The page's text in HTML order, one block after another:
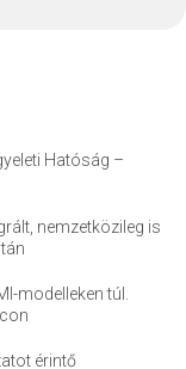
Hatóság –
nemzetközileg is
modelleken túl.
érintő